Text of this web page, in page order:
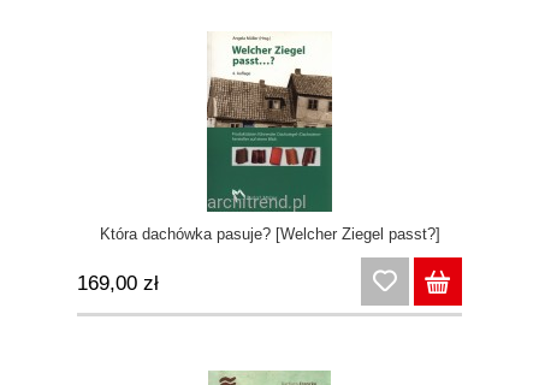
Która dachówka pasuje? [Welcher Ziegel passt?]
169,00 zł